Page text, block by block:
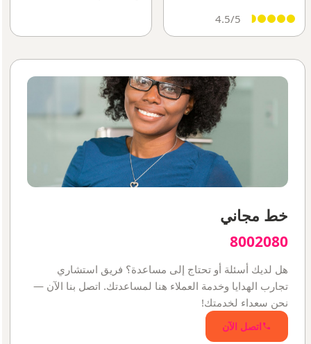
4.5/5
خط مجاني
8002080
هل لديك أسئلة أو تحتاج إلى مساعدة؟ فريق استشاري
تجارب الهدايا وخدمة العملاء هنا لمساعدتك. اتصل بنا الآن —
نحن سعداء لخدمتك!
اتصل الآن